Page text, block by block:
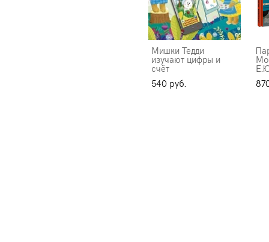
Мишки Тедди
изучают цифры и
счёт
540 pуб.